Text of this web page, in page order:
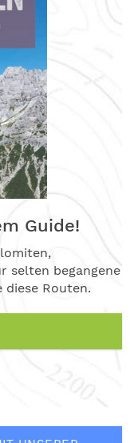
Guide!
selten begangene
diese Routen.